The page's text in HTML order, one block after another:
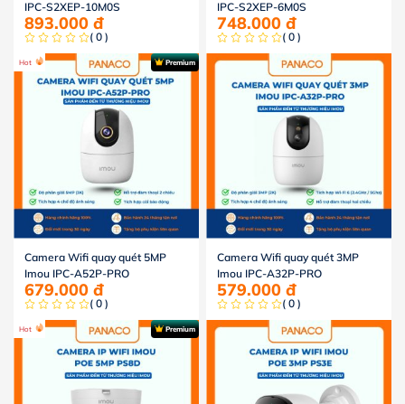
IPC-S2XEP-10M0S
893.000 đ
( 0 )
IPC-S2XEP-6M0S
748.000 đ
( 0 )
Hot Premium
Camera Wifi quay quét 5MP
Imou IPC-A52P-PRO
679.000 đ
( 0 )
Camera Wifi quay quét 3MP
Imou IPC-A32P-PRO
579.000 đ
( 0 )
Hot Premium